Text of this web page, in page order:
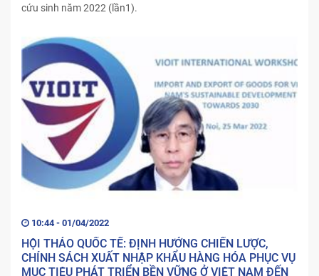
cứu sinh năm 2022 (lần1).
10:44 - 01/04/2022
HỘI THẢO QUỐC TẾ: ĐỊNH HƯỚNG CHIẾN LƯỢC,
CHÍNH SÁCH XUẤT NHẬP KHẨU HÀNG HÓA PHỤC VỤ
MỤC TIÊU PHÁT TRIỂN BỀN VỮNG Ở VIỆT NAM ĐẾN